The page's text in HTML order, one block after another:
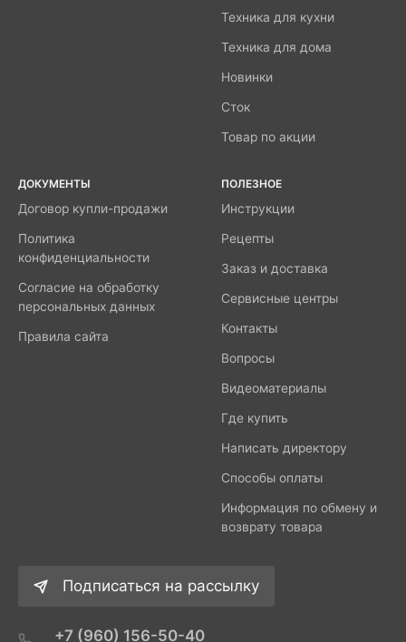
Техника для кухни
Техника для дома
Новинки
Сток
Товар по акции
ДОКУМЕНТЫ
Договор купли-продажи
Политика
конфиденциальности
Согласие на обработку
персональных данных
Правила сайта
ПОЛЕЗНОЕ
Инструкции
Рецепты
Заказ и доставка
Сервисные центры
Контакты
Вопросы
Видеоматериалы
Где купить
Написать директору
Способы оплаты
Информация по обмену и
возврату товара
Подписаться на рассылку
+7 (960) 156-50-40